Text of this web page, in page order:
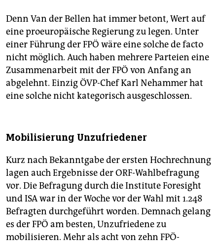
Denn Van der Bellen hat immer betont, Wert auf
eine proeuropäische Regierung zu legen. Unter
einer Führung der FPÖ wäre eine solche de facto
nicht möglich. Auch haben mehrere Parteien eine
Zusammenarbeit mit der FPÖ von Anfang an
abgelehnt. Einzig ÖVP-Chef Karl Nehammer hat
eine solche nicht kategorisch ausgeschlossen.
Mobilisierung Unzufriedener
Kurz nach Bekanntgabe der ersten Hochrechnung
lagen auch Ergebnisse der ORF-Wahlbefragung
vor. Die Befragung durch die Institute Foresight
und ISA war in der Woche vor der Wahl mit 1.248
Befragten durchgeführt worden. Demnach gelang
es der FPÖ am besten, Unzufriedene zu
mobilisieren. Mehr als acht von zehn FPÖ-